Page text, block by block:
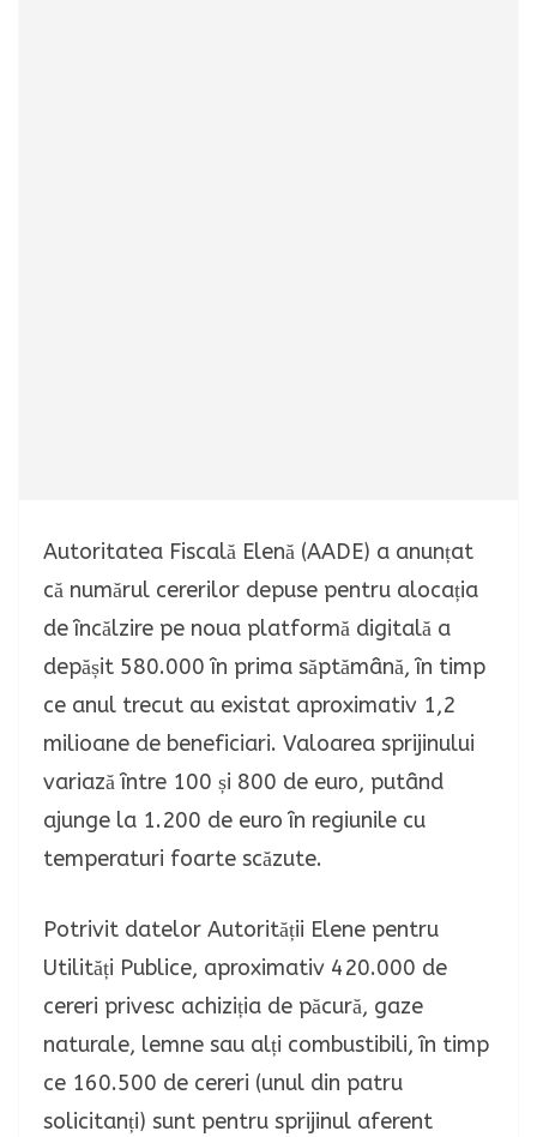
Autoritatea Fiscală Elenă (AADE) a anunțat
că numărul cererilor depuse pentru alocația
de încălzire pe noua platformă digitală a
depășit 580.000 în prima săptămână, în timp
ce anul trecut au existat aproximativ 1,2
milioane de beneficiari. Valoarea sprijinului
variază între 100 și 800 de euro, putând
ajunge la 1.200 de euro în regiunile cu
temperaturi foarte scăzute.
Potrivit datelor Autorității Elene pentru
Utilități Publice, aproximativ 420.000 de
cereri privesc achiziția de păcură, gaze
naturale, lemne sau alți combustibili, în timp
ce 160.500 de cereri (unul din patru
solicitanți) sunt pentru sprijinul aferent